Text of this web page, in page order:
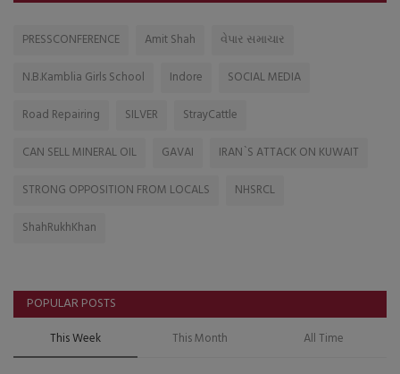
PRESSCONFERENCE Amit Shah
વેપાર સમાચાર
N.B.Kamblia Girls School
Indore
SOCIAL MEDIA
Road Repairing
SILVER
StrayCattle
CAN SELL MINERAL OIL
GAVAI
IRAN`S ATTACK ON KUWAIT
STRONG OPPOSITION FROM LOCALS
NHSRCL
ShahRukhKhan
POPULAR POSTS
This Week This Month All Time